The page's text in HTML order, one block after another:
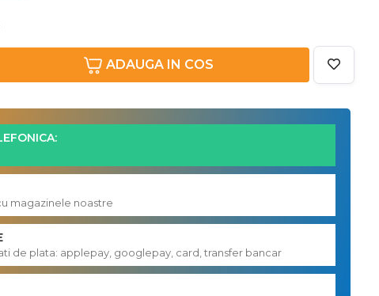
ADAUGA IN COS
magazinele noastre
de plata: applepay, googlepay, card, transfer bancar